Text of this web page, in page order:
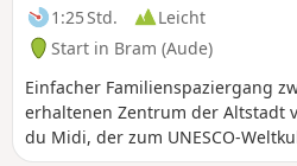
1:25 Std.
Leicht
Start in Bram (Aude)
Einfacher Familienspaziergang
erhaltenen Zentrum der Altstadt
du Midi, der zum UNESCO-